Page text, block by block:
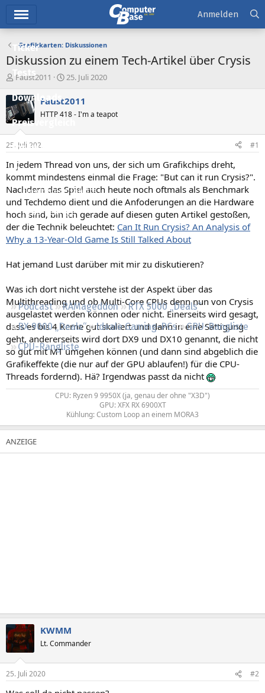
Ticker
Tests
Downloads
Preisvergleich
Forum
Aktuelles
Empfohlene Inhalte
Neue Beiträge
Neueste Aktivitäten
Podcast RAMageddon
RTX 5000 „Deals“
RX 9000 „Deals“
Ideale Gaming-PCs
GPU-Rangliste
CPU-Rangliste
Anmelden
Grafikkarten: Diskussionen
Diskussion zu einem Tech-Artikel über Crysis
E
s
t
e
e
r
Faust2011
E
s
e
t
a
m
25. Juli 2020
Faust2011
HTTP 418 - I'm a teapot
25. Juli 2020 #1
In jedem Thread von uns, der sich um Grafikchips dreht,
kommt mindestens einmal die Frage: "But can it run Crysis?".
Nachdem das Spiel auch heute noch oftmals als Benchmark
und Techdemo dient und die Anfoderungen an die Hardware
hoch sind, bin ich gerade auf diesen guten Artikel gestoßen,
der die Technik beleuchtet: Can It Run Crysis? An Analysis of
Why a 13-Year-Old Game Is Still Talked About
Hat jemand Lust darüber mit mir zu diskutieren?
Was ich dort nicht verstehe ist der Aspekt über das
Multithreading und ob Multi-Core CPUs denn nun von Crysis
ausgelastet werden können oder nicht. Einerseits wird gesagt,
dass es bis 4 Kerne gut skaliert und dann in eine Sättigung
geht, andererseits wird dort DX9 und DX10 genannt, die nicht
so gut mit MT umgehen können (und dann sind abgeblich die
Grafikeffekte (die nur auf der GPU ablaufen!) für die CPU-
Threads fordernd). Hä? Irgendwas passt da nicht
CPU: Ryzen 9 9950X (ja, genau der ohne "X3D")
GPU: XFX RX 6900XT
Kühlung: Custom Loop an einem MORA3​
KWMM
Lt. Commander
25. Juli 2020 #2